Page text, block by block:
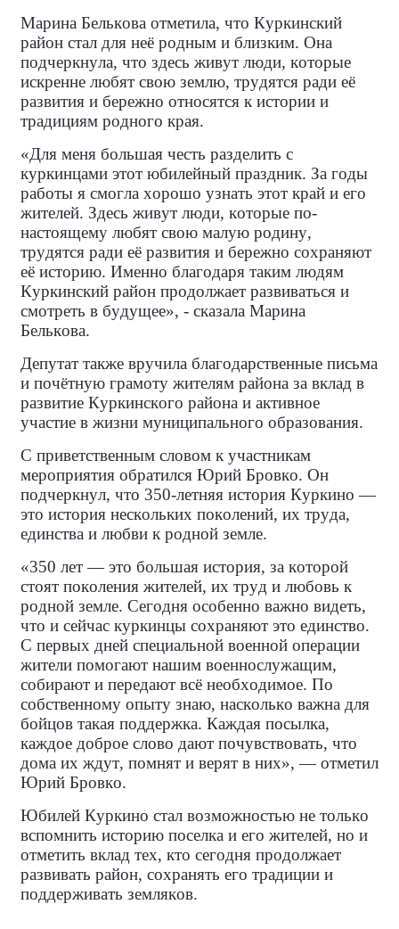
Марина Белькова отметила, что Куркинский
район стал для неё родным и близким. Она
подчеркнула, что здесь живут люди, которые
искренне любят свою землю, трудятся ради её
развития и бережно относятся к истории и
традициям родного края.
«Для меня большая честь разделить с
куркинцами этот юбилейный праздник. За годы
работы я смогла хорошо узнать этот край и его
жителей. Здесь живут люди, которые по-
настоящему любят свою малую родину,
трудятся ради её развития и бережно сохраняют
её историю. Именно благодаря таким людям
Куркинский район продолжает развиваться и
смотреть в будущее», - сказала Марина
Белькова.
Депутат также вручила благодарственные письма
и почётную грамоту жителям района за вклад в
развитие Куркинского района и активное
участие в жизни муниципального образования.
С приветственным словом к участникам
мероприятия обратился Юрий Бровко. Он
подчеркнул, что 350-летняя история Куркино —
это история нескольких поколений, их труда,
единства и любви к родной земле.
«350 лет — это большая история, за которой
стоят поколения жителей, их труд и любовь к
родной земле. Сегодня особенно важно видеть,
что и сейчас куркинцы сохраняют это единство.
С первых дней специальной военной операции
жители помогают нашим военнослужащим,
собирают и передают всё необходимое. По
собственному опыту знаю, насколько важна для
бойцов такая поддержка. Каждая посылка,
каждое доброе слово дают почувствовать, что
дома их ждут, помнят и верят в них», — отметил
Юрий Бровко.
Юбилей Куркино стал возможностью не только
вспомнить историю поселка и его жителей, но и
отметить вклад тех, кто сегодня продолжает
развивать район, сохранять его традиции и
поддерживать земляков.